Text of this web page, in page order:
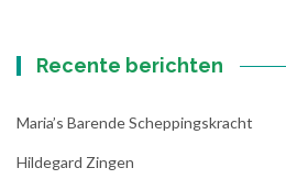
Recente berichten
Maria’s Barende Scheppingskracht
Hildegard Zingen